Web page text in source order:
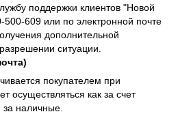
поддержки клиентов "Новой
609 или по электронной почте
дополнительной
ситуации.
покупателем при
осуществляться как за счет
наличные.